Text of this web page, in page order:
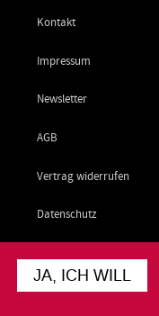
JA, ICH WILL
Kontakt
Impressum
Newsletter
AGB
Vertrag widerrufen
Datenschutz